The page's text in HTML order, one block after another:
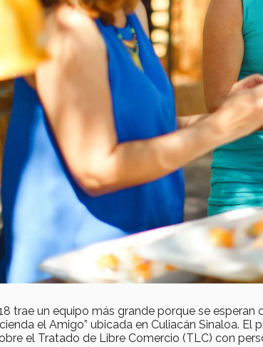
trae un equipo más grande porque se
el Amigo” ubicada en Culiacán Sinaloa. El
el Tratado de Libre Comercio (TLC) con